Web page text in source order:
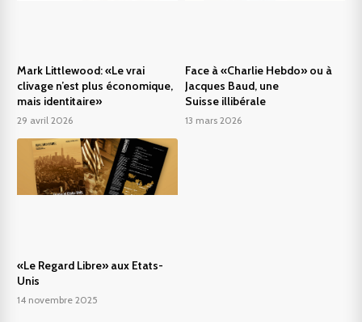
Mark Littlewood: «Le vrai
clivage n’est plus économique,
mais identitaire»
29 avril 2026
Face à «Charlie Hebdo» ou à
Jacques Baud, une
Suisse illibérale
13 mars 2026
«Le Regard Libre» aux Etats-
Unis
14 novembre 2025